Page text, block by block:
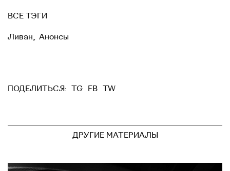
ВСЕ ТЭГИ
Ливан, Анонсы
ПОДЕЛИТЬСЯ: TG FB TW
ДРУГИЕ МАТЕРИАЛЫ